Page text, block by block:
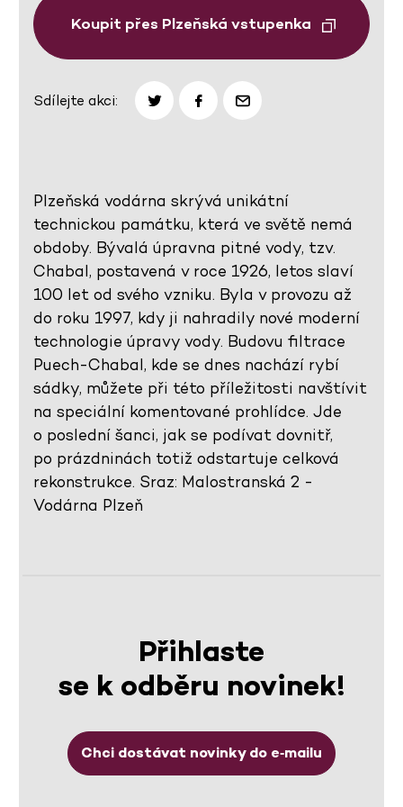
Koupit přes Plzeňská vstupenka
Sdílejte akci:
Plzeňská vodárna skrývá unikátní
technickou památku, která ve světě nemá
obdoby. Bývalá úpravna pitné vody, tzv.
Chabal, postavená v roce 1926, letos slaví
100 let od svého vzniku. Byla v provozu až
do roku 1997, kdy ji nahradily nové moderní
technologie úpravy vody. Budovu filtrace
Puech-Chabal, kde se dnes nachází rybí
sádky, můžete při této příležitosti navštívit
na speciální komentované prohlídce. Jde
o poslední šanci, jak se podívat dovnitř,
po prázdninách totiž odstartuje celková
rekonstrukce. Sraz: Malostranská 2 -
Vodárna Plzeň
Přihlaste
se k odběru novinek!
Chci dostávat novinky do e‑mailu